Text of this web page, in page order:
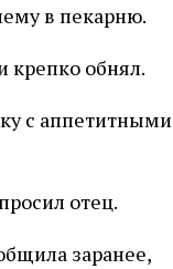
в пекарню.
крепко обнял.
с аппетитными
отец.
заранее,